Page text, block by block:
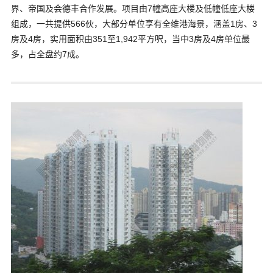
界、帝国及会德丰合作发展。项目由7幢高座大楼及低幢低座大楼
组成，一共提供566伙，大部分单位享有全维港海景，涵盖1房、3
房及4房，实用面积由351至1,942平方呎，当中3房及4房单位最
多，占全盘约7成。